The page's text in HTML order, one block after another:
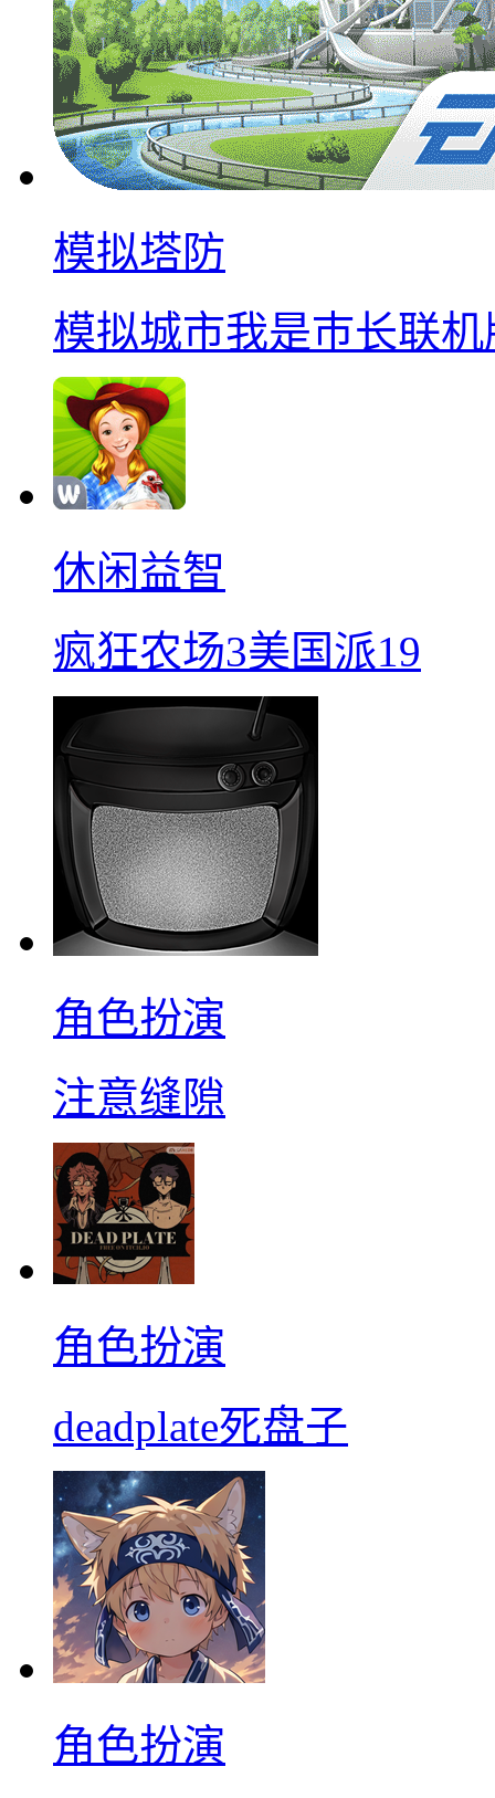
模拟塔防
模拟城市我是巿长联机
休闲益智
疯狂农场3美国派19
角色扮演
注意缝隙
角色扮演
deadplate死盘子
角色扮演